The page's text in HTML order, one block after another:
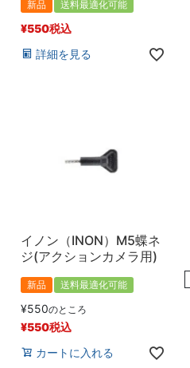
新品 送料最適化可能
¥550税込
詳細を見る
イノン（INON）M5蝶ネ
ジ(アクションカメラ用)
新品 送料最適化可能
¥550のところ
¥550税込
カートに入れる